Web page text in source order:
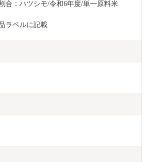
合：ハツシモ/令和6年度/単一原料米
ラベルに記載